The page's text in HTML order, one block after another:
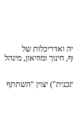
ואדריכלות של
חינוך ומוזיאון, מינהל
יצוין "השתתף